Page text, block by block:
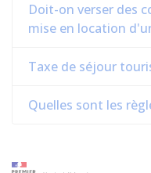
Doit-on verser des
mise en location
Taxe de séjour
Quelles sont les